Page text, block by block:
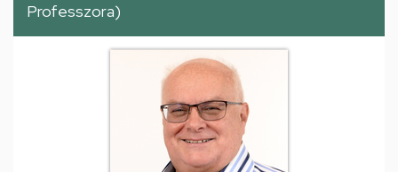
Professzora)